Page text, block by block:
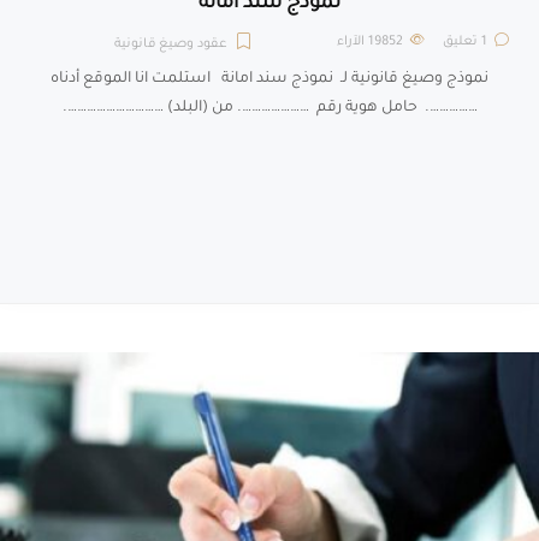
نموذج سند امانة
عقود وصيغ قانونية 1 تعليق الآراء
نموذج وصيغ قانونية لـ نموذج سند امانة استلمت انا الموقع أدناه
……………. حامل هوية رقم …………………. من (البلد) ………………………….